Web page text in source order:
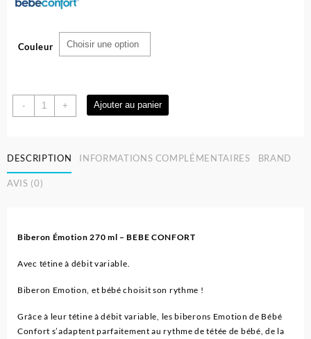
Couleur
-
quantité
de
en
silicone
270ml
12
|
confort
+ Ajouter au panier
DESCRIPTION INFORMATIONS COMPLÉMENTAIRES BRAND
AVIS (0)
Biberon Émotion 270 ml – BEBE CONFORT
Avec tétine à débit variable.
Biberon Emotion, et bébé choisit son rythme !
Grâce à leur tétine à débit variable, les biberons Emotion de Bébé
Confort s’adaptent parfaitement au rythme de tétée de bébé, de la